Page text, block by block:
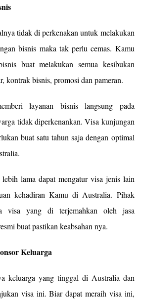
tidak di perkenakan untuk melakukan
bisnis maka tak perlu cemas. Kamu
buat melakukan semua kesibukan
kontrak bisnis, promosi dan pameran.
layanan bisnis langsung pada
tidak diperkenankan. Visa kunjungan
buat satu tahun saja dengan optimal
lama dapat mengatur visa jenis lain
kehadiran Kamu di Australia. Pihak
visa yang di terjemahkan oleh jasa
buat pastikan keabsahan nya.
Keluarga
keluarga yang tinggal di Australia dan
visa ini. Biar dapat meraih visa ini,